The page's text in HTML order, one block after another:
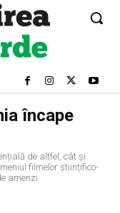
încape
de altfel, cât și
filmelor științifico-
amenzi